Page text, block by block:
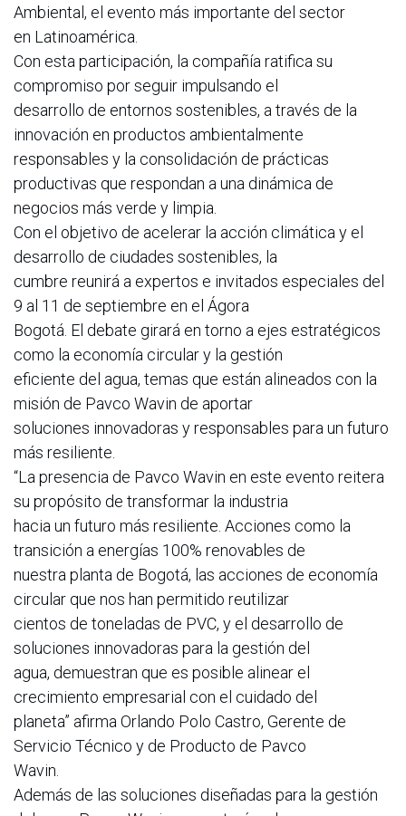
Ambiental, el evento más importante del sector
en Latinoamérica.
Con esta participación, la compañía ratifica su
compromiso por seguir impulsando el
desarrollo de entornos sostenibles, a través de la
innovación en productos ambientalmente
responsables y la consolidación de prácticas
productivas que respondan a una dinámica de
negocios más verde y limpia.
Con el objetivo de acelerar la acción climática y el
desarrollo de ciudades sostenibles, la
cumbre reunirá a expertos e invitados especiales del
9 al 11 de septiembre en el Ágora
Bogotá. El debate girará en torno a ejes estratégicos
como la economía circular y la gestión
eficiente del agua, temas que están alineados con la
misión de Pavco Wavin de aportar
soluciones innovadoras y responsables para un futuro
más resiliente.
“La presencia de Pavco Wavin en este evento reitera
su propósito de transformar la industria
hacia un futuro más resiliente. Acciones como la
transición a energías 100% renovables de
nuestra planta de Bogotá, las acciones de economía
circular que nos han permitido reutilizar
cientos de toneladas de PVC, y el desarrollo de
soluciones innovadoras para la gestión del
agua, demuestran que es posible alinear el
crecimiento empresarial con el cuidado del
planeta” afirma Orlando Polo Castro, Gerente de
Servicio Técnico y de Producto de Pavco
Wavin.
Además de las soluciones diseñadas para la gestión